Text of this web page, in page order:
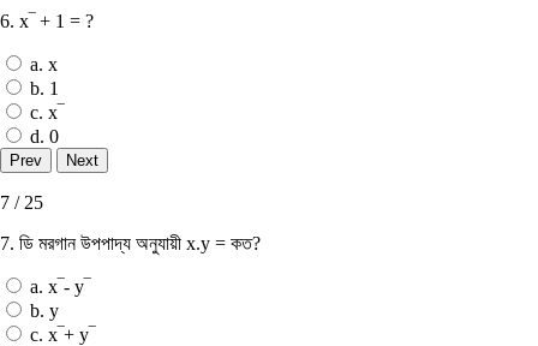
6. x‾ + 1 = ?
a. x
b. 1
c. x‾
d. 0
7 / 25
7. ডি মরগান উপপাদ্য অনুযায়ী x.y = কত?
a. x‾- y‾
b. y
c. x‾+ y‾